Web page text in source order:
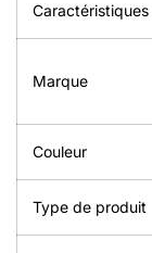
Caractéristiques
Marque
Couleur
Type de produit